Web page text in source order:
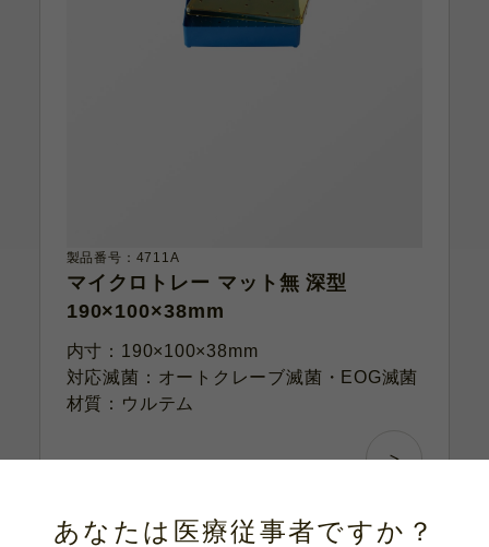
あなたは医療従事者ですか？
製品番号：4711A
マイクロトレー マット無 深型
190×100×38mm
内寸：190×100×38mm
対応滅菌：オートクレーブ滅菌・EOG滅菌
材質：ウルテム